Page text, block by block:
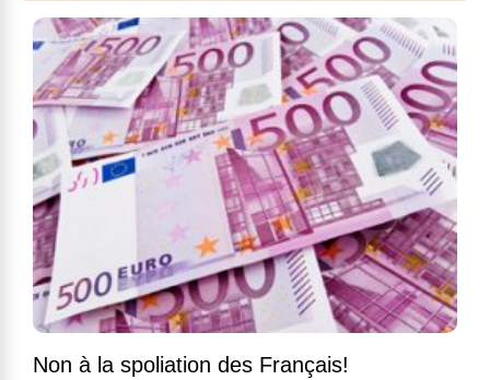
Non à la spoliation des Français!